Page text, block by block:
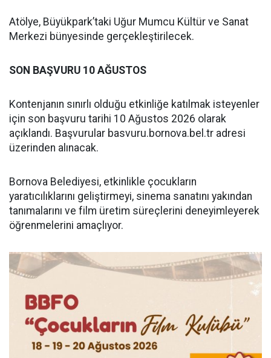
Atölye, Büyükpark’taki Uğur Mumcu Kültür ve Sanat
Merkezi bünyesinde gerçekleştirilecek.
SON BAŞVURU 10 AĞUSTOS
Kontenjanın sınırlı olduğu etkinliğe katılmak isteyenler
için son başvuru tarihi 10 Ağustos 2026 olarak
açıklandı. Başvurular basvuru.bornova.bel.tr adresi
üzerinden alınacak.
Bornova Belediyesi, etkinlikle çocukların
yaratıcılıklarını geliştirmeyi, sinema sanatını yakından
tanımalarını ve film üretim süreçlerini deneyimleyerek
öğrenmelerini amaçlıyor.